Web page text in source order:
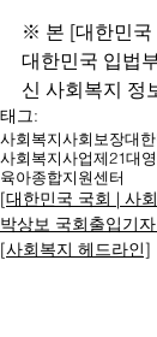
※ 본 [대한민국
대한민국 입법
신 사회복지 정
태그:
사회복지사회보장대
사회복지사업제21대
육아종합지원센터
[대한민국 국회 | 사
박상보 국회출입기
[사회복지 헤드라인]